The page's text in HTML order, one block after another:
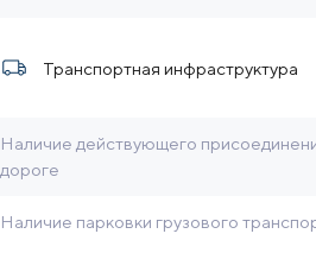
Транспортная инфраструктура
Наличие действующего
дороге
Наличие парковки грузового